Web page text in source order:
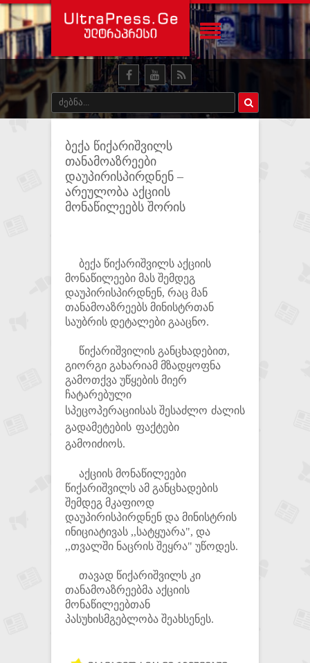
ბექა წიქარიშვილს
თანამოაზრეები
დაუპირისპირდნენ –
არეულობა აქციის
მონაწილეებს შორის
ბექა წიქარიშვილს აქციის
მონაწილეები მას შემდეგ
დაუპირისპირდნენ, რაც მან
თანამოაზრეებს მინისტრთან
საუბრის დეტალები გააცნო.
წიქარიშვილის განცხადებით,
გიორგი გახარიამ მზადყოფნა
გამოთქვა უწყების მიერ
ჩატარებული
სპეცოპერაციისას შესაძლოძალის
გადამეტების ფაქტები
გამოიძიოს.
აქციის მონაწილეები
წიქარიშვილს ამ განცხადების
შემდეგ მკაფიოდ
დაუპირისპირდნენ და მინისტრის
ინიციატივას ,,სატყუარა", და
,,თვალში ნაცრის შეყრა" უწოდეს.
თავად წიქარიშვილს კი
თანამოაზრეებმა აქციის
მონაწილეებთან
პასუხისმგებლობა შეახსენეს.